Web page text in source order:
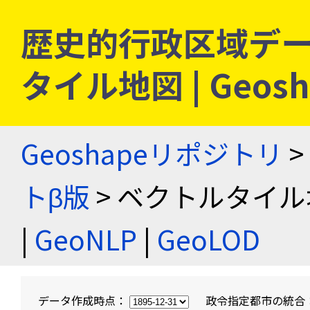
歴史的行政区域デ
タイル地図 |
Geoshapeリポジトリ >
トβ版 > ベクトルタイ
| GeoNLP | GeoLOD
データ作成時点： 政令指定都市の統